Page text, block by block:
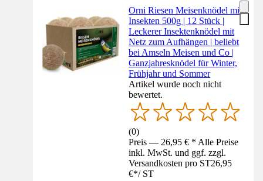
Orni Riesen Meisenknödel mit
Insekten 500g | 12 Stück |
Leckerer Insektenknödel mit
Netz zum Aufhängen | beliebt
bei Amseln Meisen und Co |
Ganzjahresknödel für Winter,
Frühjahr und Sommer
Artikel wurde noch nicht
bewertet.
(0)
Preis — 26,95 € * Alle Preise
inkl. MwSt. und ggf. zzgl.
Versandkosten pro ST26,95
€*/ ST